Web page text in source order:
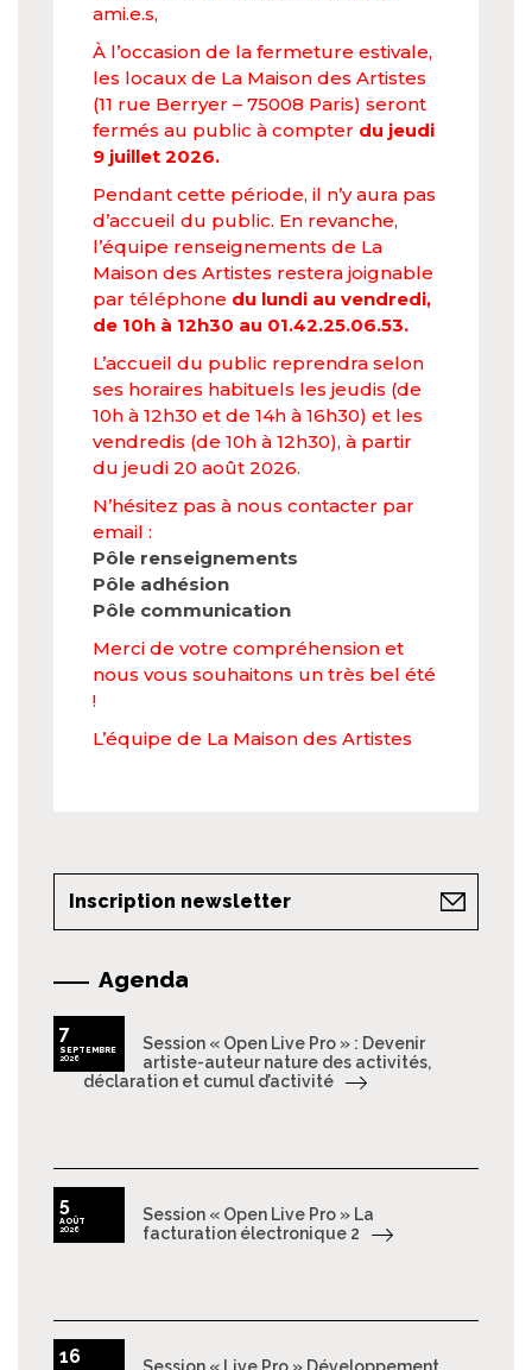
ami.e.s,
À l’occasion de la fermeture estivale,
les locaux de La Maison des Artistes
(11 rue Berryer – 75008 Paris) seront
fermés au public à compter du jeudi
9 juillet 2026.
Pendant cette période, il n’y aura pas
d’accueil du public. En revanche,
l’équipe renseignements de La
Maison des Artistes restera joignable
par téléphone du lundi au vendredi,
de 10h à 12h30 au 01.42.25.06.53.
L’accueil du public reprendra selon
ses horaires habituels les jeudis (de
10h à 12h30 et de 14h à 16h30) et les
vendredis (de 10h à 12h30), à partir
du jeudi 20 août 2026.
N’hésitez pas à nous contacter par
email :
Pôle renseignements
Pôle adhésion
Pôle communication
Merci de votre compréhension et
nous vous souhaitons un très bel été
!
L’équipe de La Maison des Artistes
Inscription newsletter
Agenda
7
SEPTEMBRE
2026
Session « Open Live Pro » : Devenir
artiste-auteur nature des activités,
déclaration et cumul d’activité
5
AOÛT
2026
Session « Open Live Pro » La
facturation électronique 2
16